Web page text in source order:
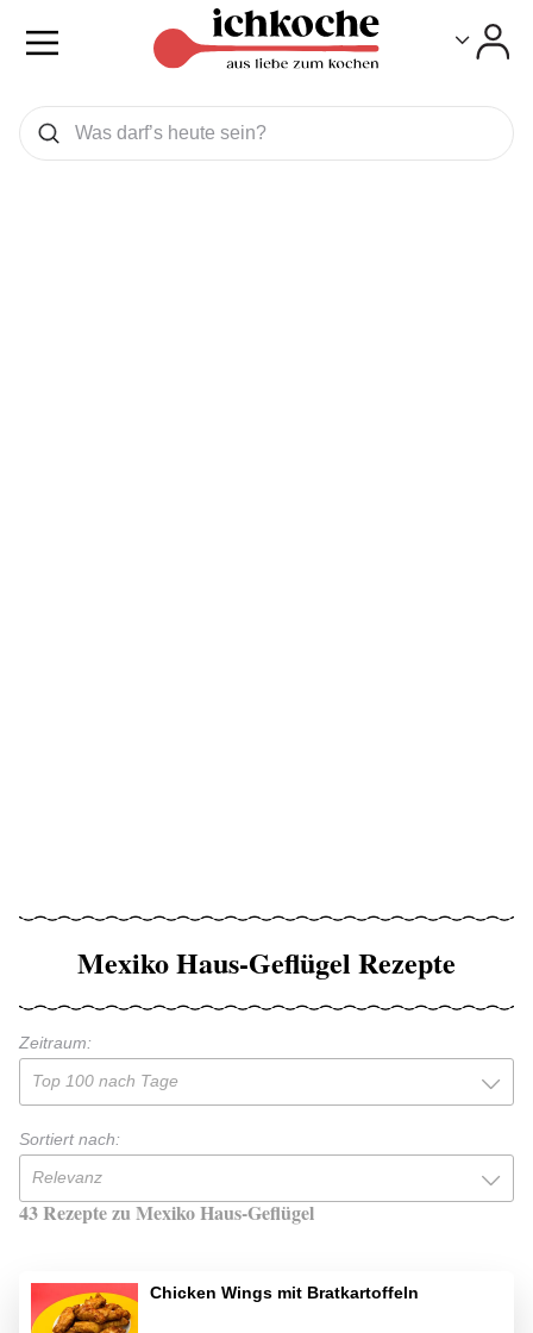
Was wollen Sie suchen
Suchen
Mexiko Haus-Geflügel Rezepte
Zeitraum:
Top 100 nach Tage
Sortiert nach:
Relevanz
43 Rezepte zu Mexiko Haus-Geflügel
Chicken Wings mit Bratkartoffeln